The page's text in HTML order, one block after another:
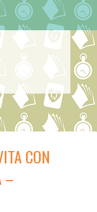
CON
–